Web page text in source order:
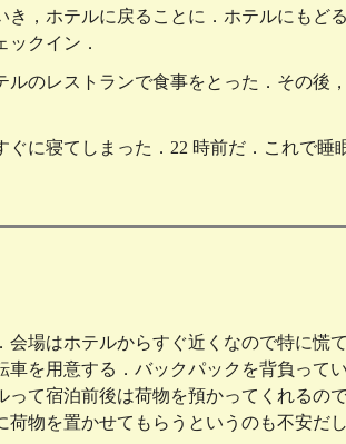
き，ホテルに戻ることに．ホテルにもど
ックイン．
ルのレストランで食事をとった．その後
に寝てしまった．22 時前だ．これで睡
会場はホテルからすぐ近くなので特に慌
車を用意する．バックパックを背負って
って宿泊前後は荷物を預かってくれるの
物を置かせてもらうというのも不安だし